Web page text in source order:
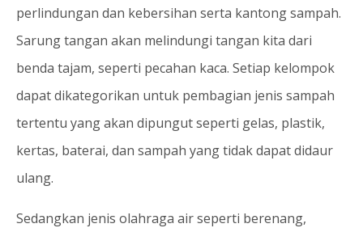
perlindungan dan kebersihan serta kantong sampah.
Sarung tangan akan melindungi tangan kita dari
benda tajam, seperti pecahan kaca. Setiap kelompok
dapat dikategorikan untuk pembagian jenis sampah
tertentu yang akan dipungut seperti gelas, plastik,
kertas, baterai, dan sampah yang tidak dapat didaur
ulang.
Sedangkan jenis olahraga air seperti berenang,